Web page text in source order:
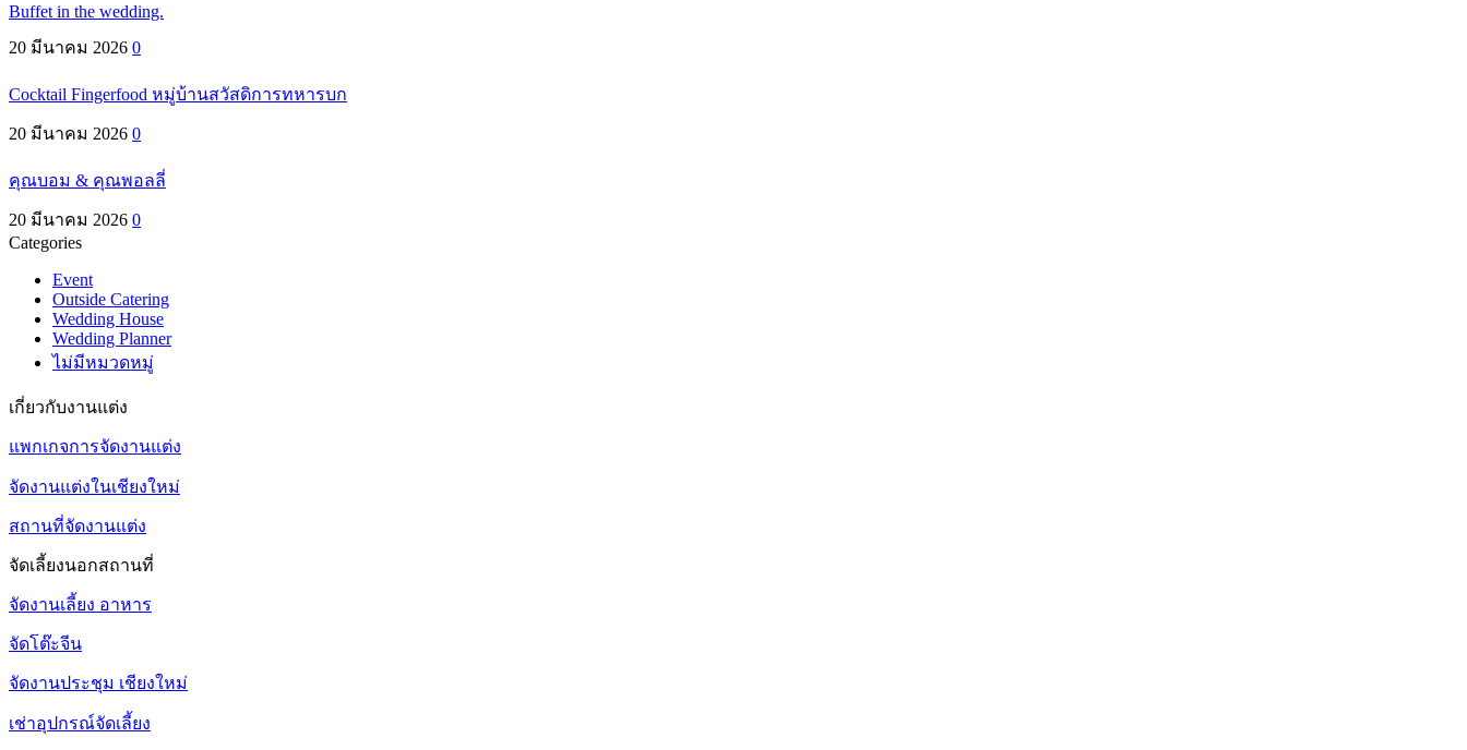
Buffet in the wedding.
20 มีนาคม 2026 0
Cocktail Fingerfood หมู่บ้านสวัสดิการทหารบก
20 มีนาคม 2026 0
คุณบอม & คุณพอลลี่
20 มีนาคม 2026 0
Categories
Event
Outside Catering
Wedding House
Wedding Planner
ไม่มีหมวดหมู่
เกี่ยวกับงานแต่ง
แพกเกจการจัดงานแต่ง
จัดงานแต่งในเชียงใหม่
สถานที่จัดงานแต่ง
จัดเลี้ยงนอกสถานที่
จัดงานเลี้ยง อาหาร
จัดโต๊ะจีน
จัดงานประชุม เชียงใหม่
เช่าอุปกรณ์จัดเลี้ยง